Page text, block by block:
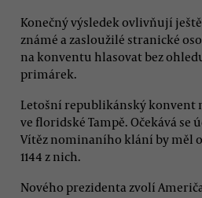
Konečný výsledek ovlivňují
známé a zasloužilé stranické
na konventu hlasovat bez
primárek.
Letošní republikánský konvent
ve floridské Tampě. Očekává se
Vítěz nominaního klání by měl
1144 z nich.
Nového prezidenta zvolí